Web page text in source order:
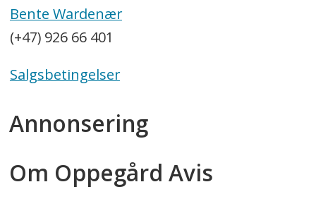
Bente Wardenær
(+47) 926 66 401
Salgsbetingelser
Annonsering
Om Oppegård Avis